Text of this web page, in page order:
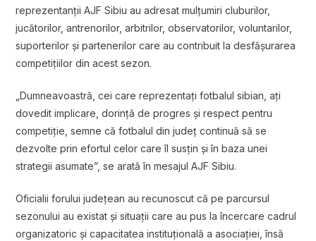
reprezentanții AJF Sibiu au adresat mulțumiri cluburilor,
jucătorilor, antrenorilor, arbitrilor, observatorilor, voluntarilor,
suporterilor și partenerilor care au contribuit la desfășurarea
competițiilor din acest sezon.
„Dumneavoastră, cei care reprezentați fotbalul sibian, ați
dovedit implicare, dorință de progres și respect pentru
competiție, semne că fotbalul din județ continuă să se
dezvolte prin efortul celor care îl susțin și în baza unei
strategii asumate”, se arată în mesajul AJF Sibiu.
Oficialii forului județean au recunoscut că pe parcursul
sezonului au existat și situații care au pus la încercare cadrul
organizatoric și capacitatea instituțională a asociației, însă